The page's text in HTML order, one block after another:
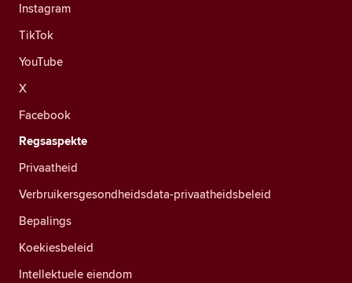
Instagram
TikTok
YouTube
X
Facebook
Regsaspekte
Privaatheid
Verbruikersgesondheidsdata-privaatheidsbeleid
Bepalings
Koekiesbeleid
Intellektuele eiendom